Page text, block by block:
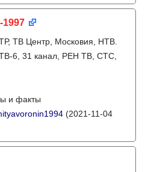
1997
ТВ Центр, Московия, НТВ.
6, 31 канал, РЕН ТВ, СТС,
и факты
(2021-11-04